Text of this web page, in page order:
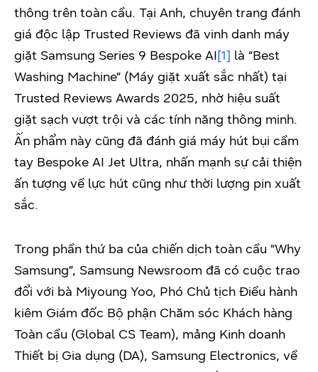
thông trên toàn cầu. Tại Anh, chuyên trang đánh
giá độc lập Trusted Reviews đã vinh danh máy
giặt Samsung Series 9 Bespoke AI[1] là “Best
Washing Machine” (Máy giặt xuất sắc nhất) tại
Trusted Reviews Awards 2025, nhờ hiệu suất
giặt sạch vượt trội và các tính năng thông minh.
Ấn phẩm này cũng đã đánh giá máy hút bụi cầm
tay Bespoke AI Jet Ultra, nhấn mạnh sự cải thiện
ấn tượng về lực hút cũng như thời lượng pin xuất
sắc.
Trong phần thứ ba của chiến dịch toàn cầu “Why
Samsung”, Samsung Newsroom đã có cuộc trao
đổi với bà Miyoung Yoo, Phó Chủ tịch Điều hành
kiêm Giám đốc Bộ phận Chăm sóc Khách hàng
Toàn cầu (Global CS Team), mảng Kinh doanh
Thiết bị Gia dụng (DA), Samsung Electronics, về